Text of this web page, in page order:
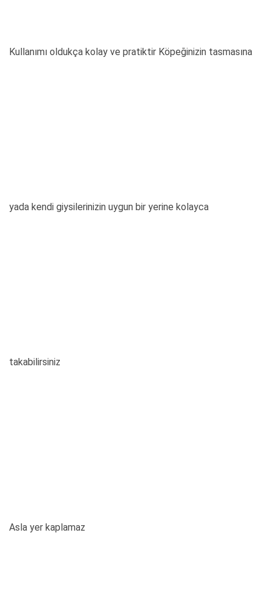
Kullanımı oldukça kolay ve pratiktir Köpeğinizin tasmasına
yada kendi giysilerinizin uygun bir yerine kolayca
takabilirsiniz
Asla yer kaplamaz